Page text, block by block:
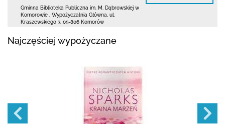
Gminna Biblioteka Publiczna im. M. Dąbrowskiej w
Komorowie
Wypożyczalnia Główna, ul.
Kraszewskiego 3 05-806 Komorów
Najczęściej wypożyczane